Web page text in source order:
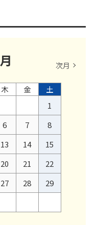
月 次月
木 金
土
1
6 7
8
13 14
15
20 21
22
27 28
29